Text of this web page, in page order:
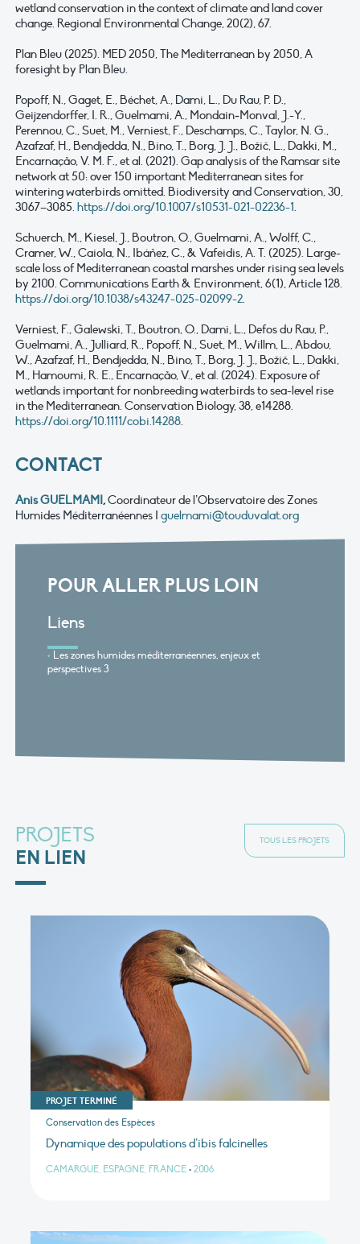
wetland conservation in the context of climate and land cover
change. Regional Environmental Change, 20(2), 67.
Plan Bleu (2025). MED 2050, The Mediterranean by 2050, A
foresight by Plan Bleu.
Popoff, N., Gaget, E., Béchet, A., Dami, L., Du Rau, P. D.,
Geijzendorffer, I. R., Guelmami, A., Mondain‑Monval, J.-Y.,
Perennou, C., Suet, M., Verniest, F., Deschamps, C., Taylor, N. G.,
Azafzaf, H., Bendjedda, N., Bino, T., Borg, J. J., Božič, L., Dakki, M.,
Encarnação, V. M. F., et al. (2021). Gap analysis of the Ramsar site
network at 50: over 150 important Mediterranean sites for
wintering waterbirds omitted. Biodiversity and Conservation, 30,
3067–3085. https://doi.org/10.1007/s10531-021-02236-1.
Schuerch, M., Kiesel, J., Boutron, O., Guelmami, A., Wolff, C.,
Cramer, W., Caiola, N., Ibáñez, C., & Vafeidis, A. T. (2025). Large-
scale loss of Mediterranean coastal marshes under rising sea levels
by 2100. Communications Earth & Environment, 6(1), Article 128.
https://doi.org/10.1038/s43247-025-02099-2.
Verniest, F., Galewski, T., Boutron, O., Dami, L., Defos du Rau, P.,
Guelmami, A., Julliard, R., Popoff, N., Suet, M., Willm, L., Abdou,
W., Azafzaf, H., Bendjedda, N., Bino, T., Borg, J. J., Božič, L., Dakki,
M., Hamoumi, R. E., Encarnação, V., et al. (2024). Exposure of
wetlands important for nonbreeding waterbirds to sea-level rise
inthe Mediterranean. Conservation Biology, 38, e14288.
https://doi.org/10.1111/cobi.14288.
CONTACT
Anis GUELMAMI,Coordinateur de l’Observatoire des Zones
Humides Méditerranéennes I guelmami@touduvalat.org
POUR ALLER PLUS LOIN
Liens
Les zones humides méditerranéennes, enjeux et
perspectives 3
PROJETS
EN LIEN
TOUS LES PROJETS
PROJET TERMINÉ
Conservation des Espèces
Dynamique des populations d’ibis falcinelles
CAMARGUE, ESPAGNE, FRANCE • 2006